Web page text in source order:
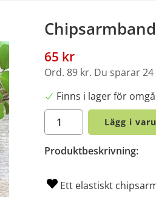
65 kr
Ord. 89 kr. Du sparar
Finns i lager för
Lägg i
Produktbeskrivning:
Ett elastiskt